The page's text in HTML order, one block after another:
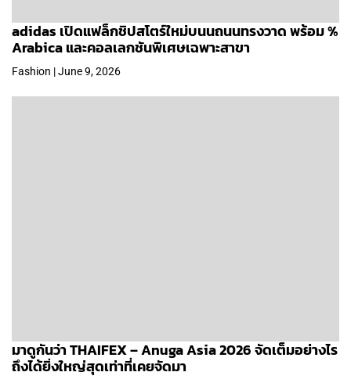
adidas เปิดแฟล็กชิปสโตร์ใหม่บนนถนนทรงวาด พร้อม %
Arabica และคอลเลกชันพิเศษเฉพาะสาขา
Fashion | June 9, 2026
มาดูกันว่า THAIFEX – Anuga Asia 2026 จัดเต็มอย่างไร
ถึงได้ยิ่งใหญ่สุดเท่าที่เคยจัดมา